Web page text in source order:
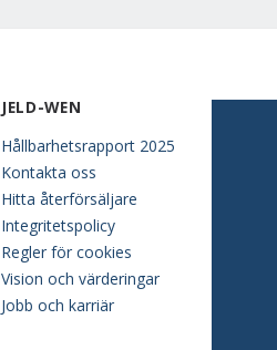
JELD-WEN
Hållbarhetsrapport 2025
Kontakta oss
Hitta återförsäljare
Integritetspolicy
Regler för cookies
Vision och värderingar
Jobb och karriär